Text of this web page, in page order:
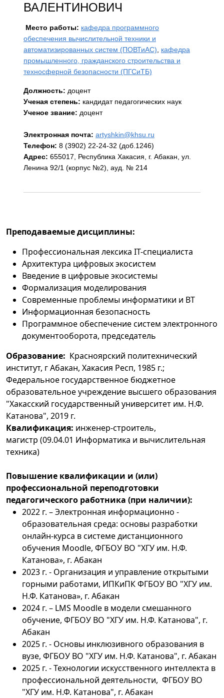
ВАЛЕНТИНОВИЧ
Место работы: кафедра программного
обеспечения вычислительной техники и
автоматизированных систем (ПОВТиАС)
кафедра
промышленного, гражданского строительства и
техносферной безопасности (ПГСиТБ)
Должность: доцент
Ученая степень: кандидат педагогических наук
Ученое звание: доцент
Электронная почта: artyshkin@khsu.ru
Телефон: 8 (3902) 22-24-32 (доб.1246)
Адрес: 655017, Республика Хакасия, г. Абакан, ул.
Ленина 92/1 (корпус №2), ауд. № 214
Преподаваемые дисциплины:
Профессиональная лексика IТ-специалиста
Архитектура цифровых экосистем
Введение в цифровые экосистемы
Формализация моделирования
Современные проблемы информатики и ВТ
Информационная безопасность
Программное обеспечение систем электронного
документооборота, председатель
Образование: Красноярский политехнический
институт, г Абакан, Хакасия Респ, 1985 г.;
Федеральное государственное бюджетное
образовательное учреждение высшего образования
"Хакасский государственный университет им. Н.Ф.
Катанова", 2019 г.
Квалификация: инженер-строитель,
магистр (09.04.01 Информатика и вычислительная
техника)
Повышение квалификации и (или)
профессиональной переподготовки
педагогического работника (при наличии):
2022 г. – Электронная информационно -
образовательная среда: основы разработки
онлайн-курса в системе дистанционного
обучения Moodle, ФГБОУ ВО "ХГУ им. Н.Ф.
Катанова», г. Абакан
2023 г. - Организация и управление открытыми
горными работами, ИПКиПК ФГБОУ ВО "ХГУ им.
Н.Ф. Катанова», г. Абакан
2024 г. – LMS Moodle в модели смешанного
обучение, ФГБОУ ВО "ХГУ им. Н.Ф. Катанова", г.
Абакан
2025 г. - Основы инклюзивного образования в
вузе, ФГБОУ ВО "ХГУ им. Н.Ф. Катанова", г. Абакан
2025 г. - Технологии искусственного интеллекта в
профессиональной деятельности, ФГБОУ ВО
"ХГУ им. Н.Ф. Катанова", г. Абакан